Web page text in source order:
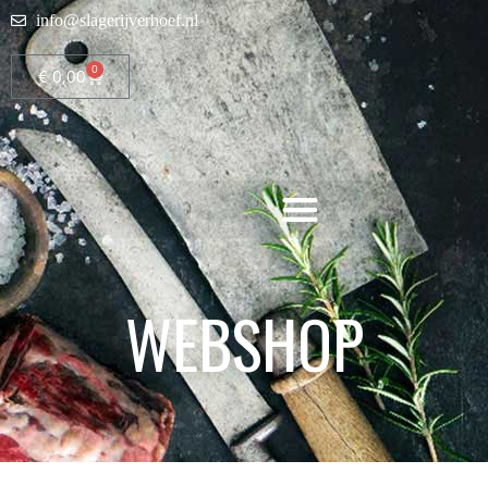
info@slagerijverhoef.nl
€0,00 0
WEBSHOP